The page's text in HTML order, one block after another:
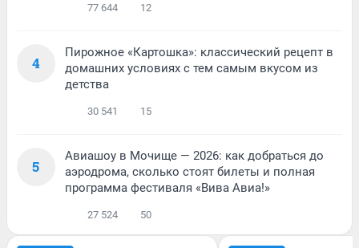
77 644 12
4
Пирожное «Картошка»: классический рецепт в
домашних условиях с тем самым вкусом из
детства
30 541 15
5
Авиашоу в Мочище — 2026: как добраться до
аэродрома, сколько стоят билеты и полная
программа фестиваля «Вива Авиа!»
27 524 50